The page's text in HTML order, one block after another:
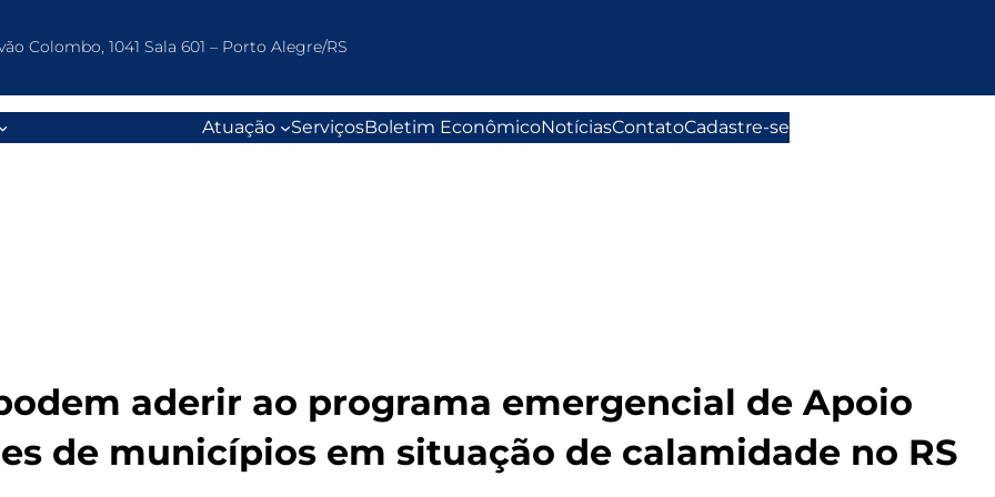
Colombo, 1041 Sala 601 – Porto Alegre/RS
Atuação ServiçosBoletim EconômicoNotíciasContatoCadastre-se
aderir ao programa emergencial de Apoio
de municípios em situação de calamidade no RS